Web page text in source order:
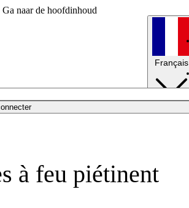
Ga naar de hoofdinhoud
Français
à feu piétinent